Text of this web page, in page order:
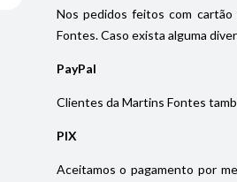
Nos pedidos feitos com cartão
Fontes. Caso exista alguma
PayPal
Clientes da Martins Fontes
PIX
Aceitamos o pagamento por